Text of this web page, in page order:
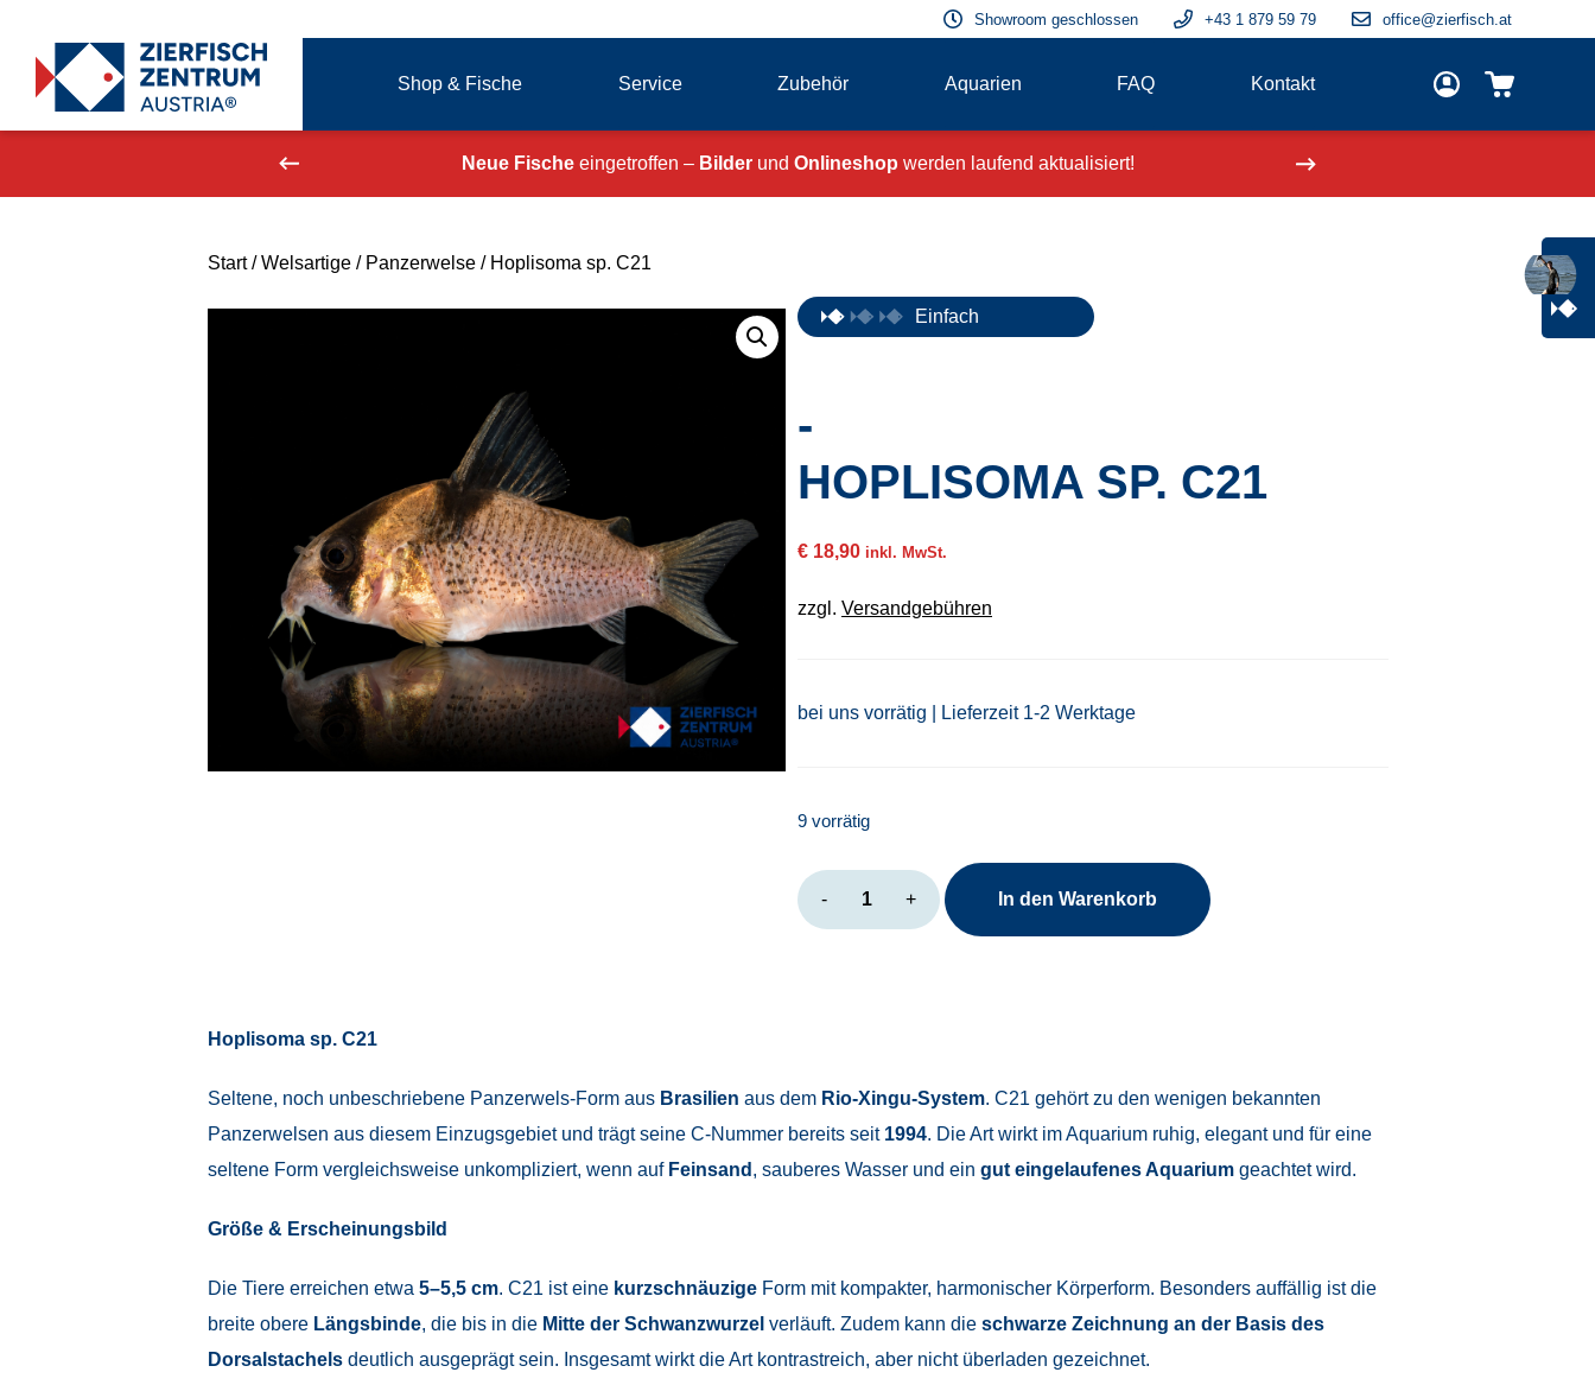
Zierfisch Aquarium Austria
Showroom geschlossen +43 1 879 59 79 office@zierfisch.at
Shop & Fische Service Zubehör Aquarien FAQ Kontakt
Neue Fischeeingetroffen – Bilderund Onlineshop werden laufend aktualisiert!
Start/Welsartige/ Panzerwelse/ Hoplisoma sp. C21
Einfach
-
HOPLISOMA SP. C21
€ 18,90 inkl. MwSt.
zzgl. Versandgebühren
bei uns vorrätig | Lieferzeit 1-2 Werktage
9 vorrätig
- + In den Warenkorb
Hoplisoma sp. C21
Seltene, noch unbeschriebene Panzerwels-Form aus Brasilien aus dem Rio-Xingu-System. C21 gehört zu den wenigen bekannten
Panzerwelsen aus diesem Einzugsgebiet und trägt seine C-Nummer bereits seit 1994. Die Art wirkt im Aquarium ruhig, elegant und für eine
seltene Form vergleichsweise unkompliziert, wenn auf Feinsand , sauberes Wasser und ein gut eingelaufenes Aquariumgeachtet wird.
Größe & Erscheinungsbild
Die Tiere erreichen etwa 5–5,5 cm. C21 ist eine kurzschnäuzigeForm mit kompakter, harmonischer Körperform. Besonders auffällig ist die
breite obere Längsbinde, die bis in die Mitte der Schwanzwurzel verläuft. Zudem kann die schwarze Zeichnung an der Basis des
Dorsalstachelsdeutlich ausgeprägt sein. Insgesamt wirkt die Art kontrastreich, aber nicht überladen gezeichnet.